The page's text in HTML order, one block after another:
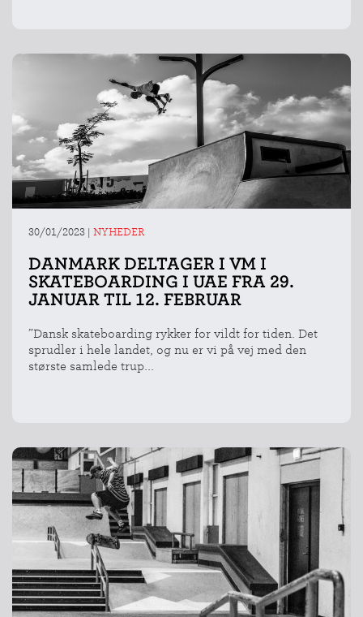
30/01/2023 | NYHEDER
DANMARK DELTAGER I VM I
SKATEBOARDING I UAE FRA 29.
JANUAR TIL 12. FEBRUAR
”Dansk skateboarding rykker for vildt for tiden. Det
sprudler i hele landet, og nu er vi på vej med den
største samlede trup...